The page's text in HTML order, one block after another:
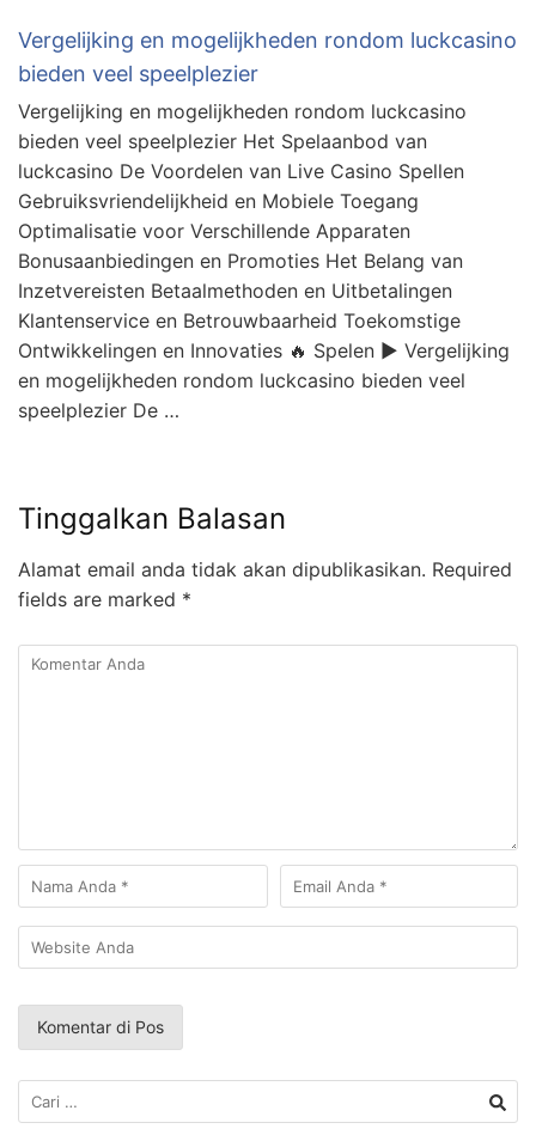
Vergelijking en mogelijkheden rondom luckcasino
bieden veel speelplezier
Vergelijking en mogelijkheden rondom luckcasino
bieden veel speelplezier Het Spelaanbod van
luckcasino De Voordelen van Live Casino Spellen
Gebruiksvriendelijkheid en Mobiele Toegang
Optimalisatie voor Verschillende Apparaten
Bonusaanbiedingen en Promoties Het Belang van
Inzetvereisten Betaalmethoden en Uitbetalingen
Klantenservice en Betrouwbaarheid Toekomstige
Ontwikkelingen en Innovaties 🔥 Spelen ▶️ Vergelijking
en mogelijkheden rondom luckcasino bieden veel
speelplezier De …
Tinggalkan Balasan
Alamat email anda tidak akan dipublikasikan. Required
fields are marked *